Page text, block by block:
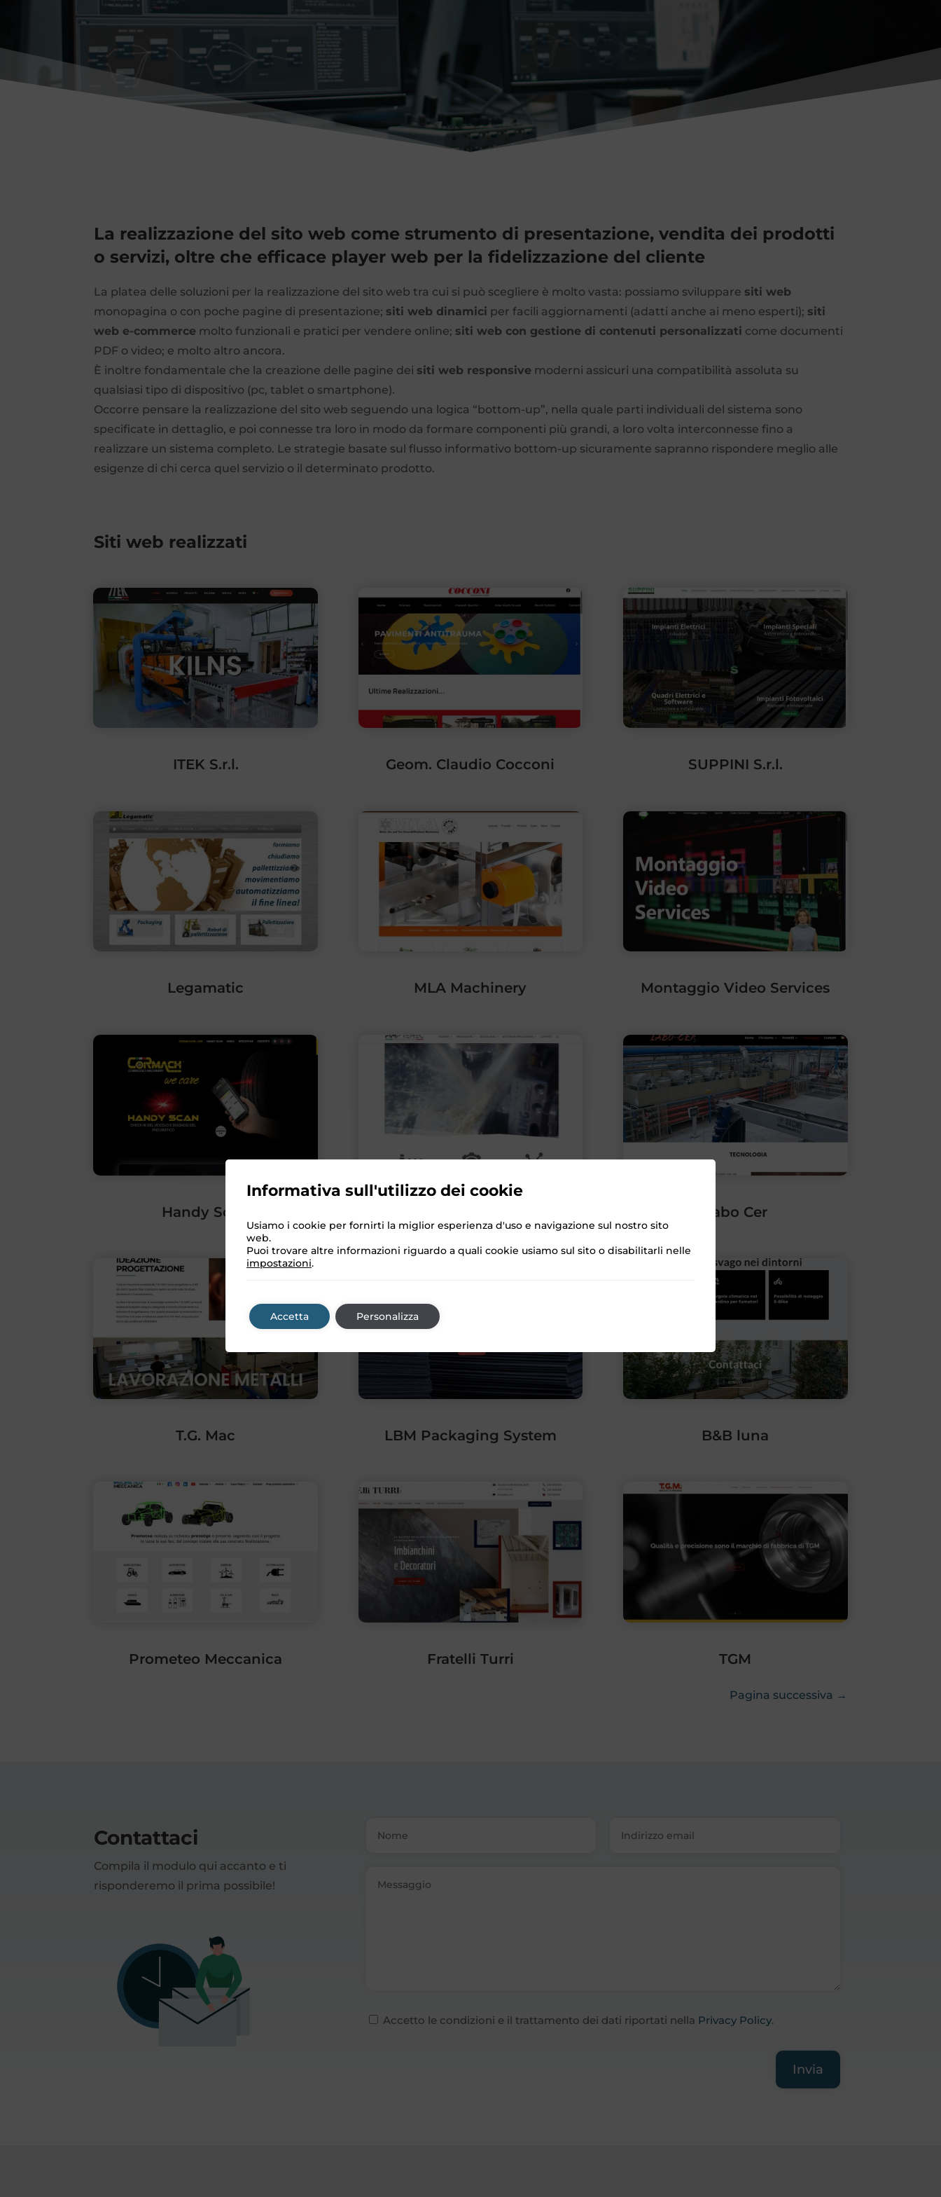
La realizzazione del sito web come strumento di presentazione, vendita dei prodotti
o servizi, oltre che efficace player web per la fidelizzazione del cliente
La platea delle soluzioni per la realizzazione del sito web tra cui si può scegliere è molto vasta: possiamo sviluppare siti web
monopagina o con poche pagine di presentazione; siti web dinamici per facili aggiornamenti (adatti anche ai meno esperti); siti
web e-commerce molto funzionali e pratici per vendere online; siti web con gestione di contenuti personalizzati come documenti
PDF o video; e molto altro ancora.
È inoltre fondamentale che la creazione delle pagine dei siti web responsive moderni assicuri una compatibilità assoluta su
qualsiasi tipo di dispositivo (pc, tablet o smartphone).
Occorre pensare la realizzazione del sito web seguendo una logica “bottom-up”, nella quale parti individuali del sistema sono
specificate in dettaglio, e poi connesse tra loro in modo da formare componenti più grandi, a loro volta interconnesse fino a
realizzare un sistema completo. Le strategie basate sul flusso informativo bottom-up sicuramente sapranno rispondere meglio alle
esigenze di chi cerca quel servizio o il determinato prodotto.
Siti web realizzati
ITEK S.r.l.
Legamatic
Handy Scan
T.G. Mac
Prometeo Meccanica
Geom. Claudio Cocconi
MLA Machinery
LBM Packaging System
Fratelli Turri
SUPPINI S.r.l.
Montaggio Video Services
Labo Cer
B&B luna
TGM
Pagina successiva →
Contattaci
Compila il modulo qui accanto e ti
risponderemo il prima possibile!
Accetto le condizioni e il trattamento dei dati riportati nella Privacy Policy.
Invia
Informativa sull'utilizzo dei cookie
Usiamo i cookie per fornirti la miglior esperienza d'uso e navigazione sul nostro sito
web.
Puoi trovare altre informazioni riguardo a quali cookie usiamo sul sito o disabilitarli nelle
impostazioni.
Accetta Personalizza